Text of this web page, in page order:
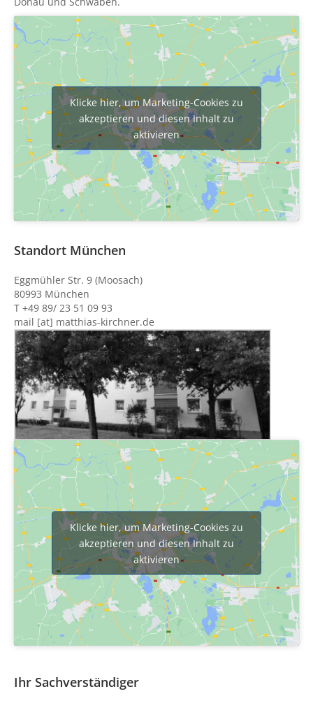
Klicke hier, um Marketing-Cookies zu
akzeptieren und diesen Inhalt zu
aktivieren
Standort München
Eggmühler Str. 9 (Moosach)
80993 München
T +49 89/ 23 51 09 93
mail [at] matthias-kirchner.de
Klicke hier, um Marketing-Cookies zu
akzeptieren und diesen Inhalt zu
aktivieren
Ihr Sachverständiger